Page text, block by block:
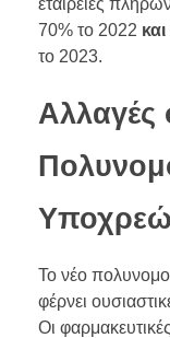
70% το 2022 και
το 2023.
Αλλαγές
Το νέο
φέρνει
Οι